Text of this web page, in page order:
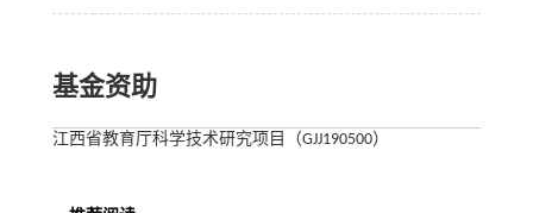
基金资助
江西省教育厅科学技术研究项目（GJJ190500）